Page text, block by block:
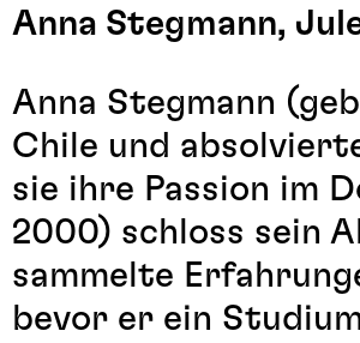
Anna Stegmann,
Anna Stegmann
Chile und
sie ihre Passion im
2000) schloss sein
sammelte
bevor er ein